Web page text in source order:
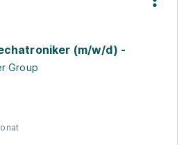
(m/w/d) -
Group